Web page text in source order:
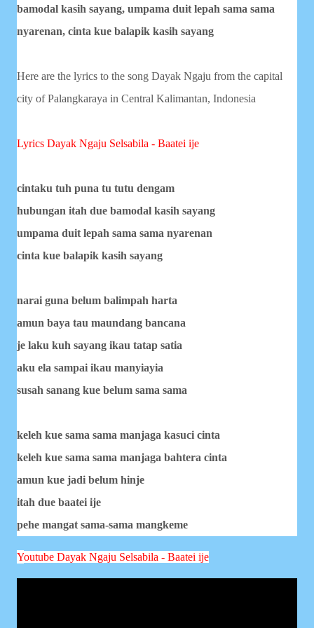
bamodal kasih sayang, umpama duit lepah sama sama
nyarenan, cinta kue balapik kasih sayang
Here are the lyrics to the song Dayak Ngaju from the capital
city of Palangkaraya in Central Kalimantan, Indonesia
Lyrics Dayak Ngaju Selsabila - Baatei ije
cintaku tuh puna tu tutu dengam
hubungan itah due bamodal kasih sayang
umpama duit lepah sama sama nyarenan
cinta kue balapik kasih sayang
narai guna belum balimpah harta
amun baya tau maundang bancana
je laku kuh sayang ikau tatap satia
aku ela sampai ikau manyiayia
susah sanang kue belum sama sama
keleh kue sama sama manjaga kasuci cinta
keleh kue sama sama manjaga bahtera cinta
amun kue jadi belum hinje
itah due baatei ije
pehe mangat sama-sama mangkeme
Youtube Dayak Ngaju Selsabila - Baatei ije